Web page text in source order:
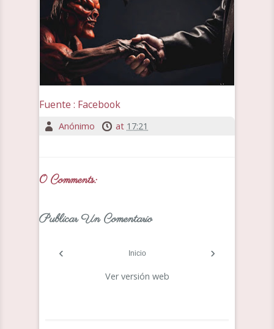
Fuente : Facebook
Anónimo at 17:21
0 Comments:
Publicar Un Comentario
‹ ›
Inicio
Ver versión web